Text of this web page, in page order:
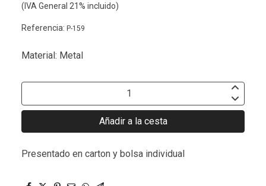
(IVA General 21% incluido)
Referencia: P-159
Material: Metal
Añadir a la cesta
Presentado en carton y bolsa individual